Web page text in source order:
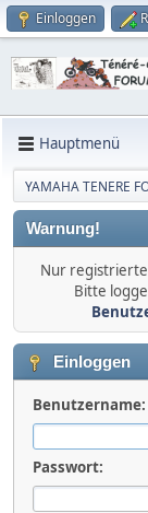
Einloggen
Hauptmenü
YAMAHA TENERE
Warnung!
Nur
Bitte
Einloggen
Benutzername:
Passwort: